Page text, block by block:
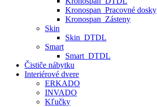
Kronospan_Pracovné dosky
Kronospan_Zásteny
Skin
Skin_DTDL
Smart
Smart_DTDL
Čističe nábytku
Interiérové dvere
ERKADO
INVADO
Kľučky